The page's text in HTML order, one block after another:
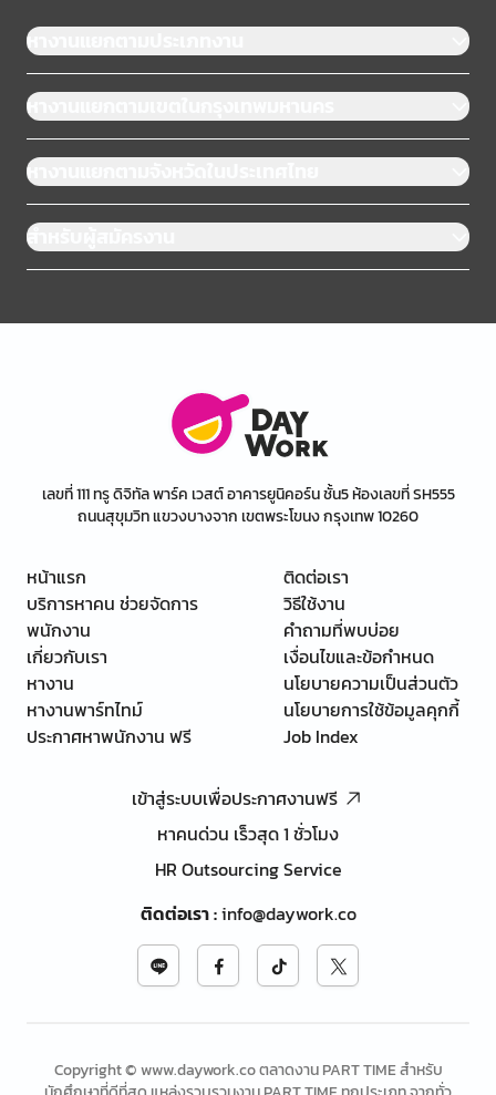
หางานแยกตามประเภทงาน
หางานแยกตามเขตในกรุงเทพมหานคร
หางานแยกตามจังหวัดในประเทศไทย
สำหรับผู้สมัครงาน
เลขที่ 111 ทรู ดิจิทัล พาร์ค เวสต์ อาคารยูนิคอร์น ชั้น5 ห้องเลขที่ SH555
ถนนสุขุมวิท แขวงบางจาก เขตพระโขนง กรุงเทพ 10260
หน้าแรก
บริการหาคน ช่วยจัดการ
พนักงาน
เกี่ยวกับเรา
หางาน
หางานพาร์ทไทม์
ประกาศหาพนักงาน ฟรี
ติดต่อเรา
วิธีใช้งาน
คำถามที่พบบ่อย
เงื่อนไขและข้อกำหนด
นโยบายความเป็นส่วนตัว
นโยบายการใช้ข้อมูลคุกกี้
Job Index
เข้าสู่ระบบเพื่อประกาศงานฟรี
หาคนด่วน เร็วสุด 1 ชั่วโมง
HR Outsourcing Service
ติดต่อเรา:info@daywork.co
Copyright © www.daywork.co ตลาดงาน PART TIME สำหรับ